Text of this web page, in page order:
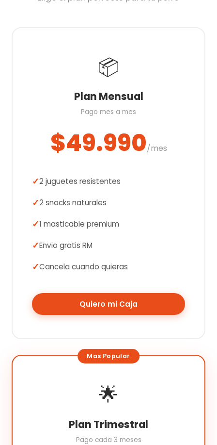
📦
Plan Mensual
Pago mes a mes
$49.990/mes
2 juguetes resistentes
2 snacks naturales
1 masticable premium
Envio gratis RM
Cancela cuando quieras
Quiero mi Caja
🌟
Plan Trimestral
Pago cada 3 meses